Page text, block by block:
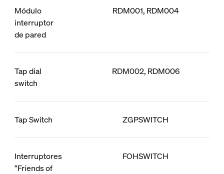
Módulo
interruptor
de pared
RDM001, RDM004
Tap dial
switch
RDM002, RDM006
Tap Switch ZGPSWITCH
Interruptores
“Friends of
FOHSWITCH